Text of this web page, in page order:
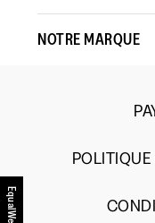
NOTRE MARQUE
POLITIQUE
EqualWeb